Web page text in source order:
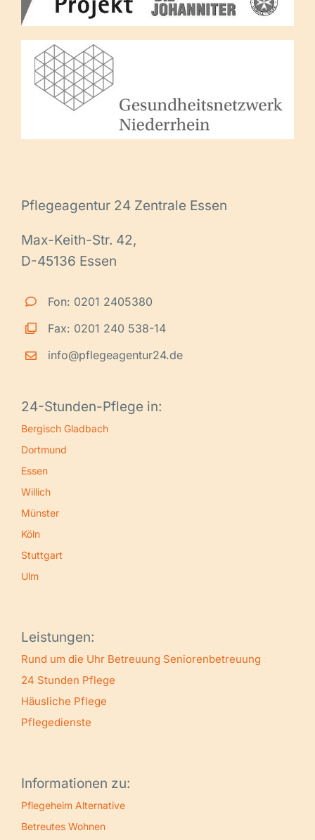
Pflegeagentur 24 Zentrale Essen
Max-Keith-Str. 42,
D-45136 Essen
Fon: 0201 2405380
Fax: 0201 240 538-14
info@pflegeagentur24.de
24-Stunden-Pflege in:
Bergisch Gladbach
Dortmund
Essen
Willich
Münster
Köln
Stuttgart
Ulm
Leistungen:
Rund um die Uhr Betreuung Seniorenbetreuung
24 Stunden Pflege
Häusliche Pflege
Pflegedienste
Informationen zu:
Pflegeheim Alternative
Betreutes Wohnen